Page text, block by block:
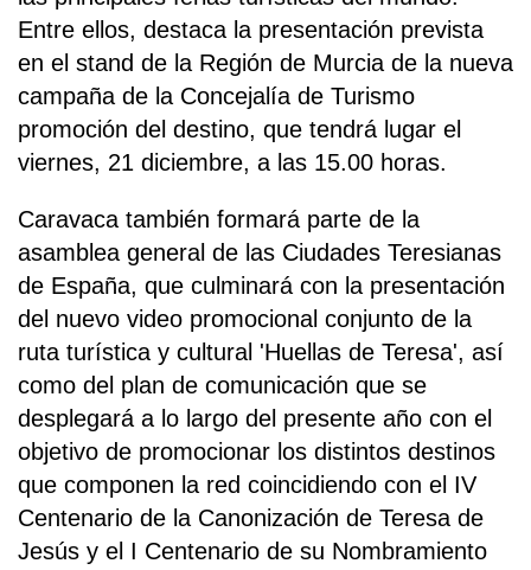
Entre ellos, destaca la presentación prevista
en el stand de la Región de Murcia de la nueva
campaña de la Concejalía de Turismo
promoción del destino, que tendrá lugar el
viernes, 21 diciembre, a las 15.00 horas.
Caravaca también formará parte de la
asamblea general de las Ciudades Teresianas
de España, que culminará con la presentación
del nuevo video promocional conjunto de la
ruta turística y cultural 'Huellas de Teresa', así
como del plan de comunicación que se
desplegará a lo largo del presente año con el
objetivo de promocionar los distintos destinos
que componen la red coincidiendo con el IV
Centenario de la Canonización de Teresa de
Jesús y el I Centenario de su Nombramiento